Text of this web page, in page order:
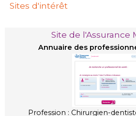
Sites d'intérêt
Site de l'Assurance
Annuaire des
Profession : Chirurgien-